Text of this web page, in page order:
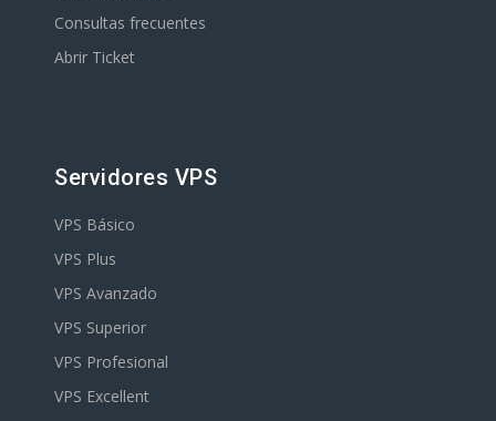
Consultas frecuentes
Abrir Ticket
Servidores VPS
VPS Básico
VPS Plus
VPS Avanzado
VPS Superior
VPS Profesional
VPS Excellent